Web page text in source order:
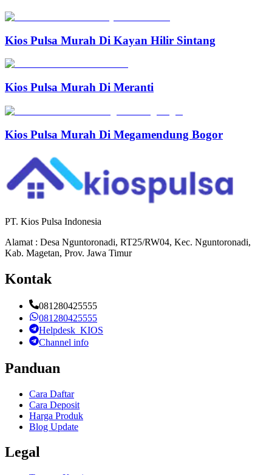
Kios Pulsa Murah Di Kayan Hilir Sintang
Kios Pulsa Murah Di Meranti
Kios Pulsa Murah Di Megamendung Bogor
PT. Kios Pulsa Indonesia
Alamat : Desa Nguntoronadi, RT25/RW04, Kec. Nguntoronadi,
Kab. Magetan, Prov. Jawa Timur
Kontak
081280425555
081280425555
Helpdesk_KIOS
Channel info
Panduan
Cara Daftar
Cara Deposit
Harga Produk
Blog Update
Legal